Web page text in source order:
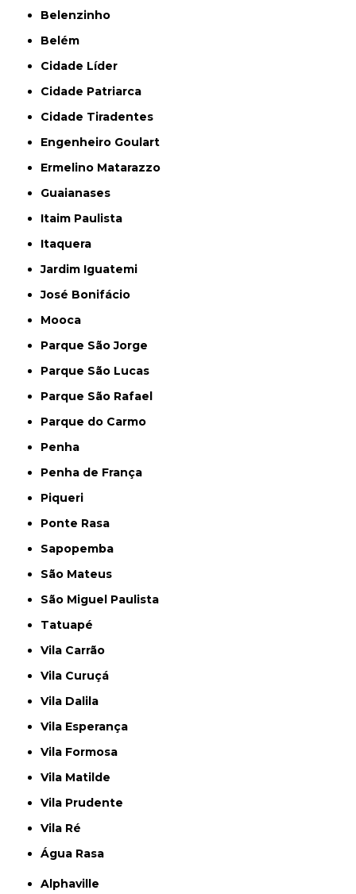
Belenzinho
Belém
Cidade Líder
Cidade Patriarca
Cidade Tiradentes
Engenheiro Goulart
Ermelino Matarazzo
Guaianases
Itaim Paulista
Itaquera
Jardim Iguatemi
José Bonifácio
Mooca
Parque São Jorge
Parque São Lucas
Parque São Rafael
Parque do Carmo
Penha
Penha de França
Piqueri
Ponte Rasa
Sapopemba
São Mateus
São Miguel Paulista
Tatuapé
Vila Carrão
Vila Curuçá
Vila Dalila
Vila Esperança
Vila Formosa
Vila Matilde
Vila Prudente
Vila Ré
Água Rasa
Alphaville